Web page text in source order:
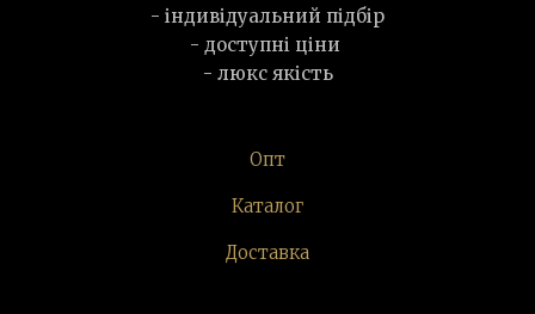
- індивідуальний підбір
- доступні ціни
- люкс якість
Опт
Каталог
Доставка